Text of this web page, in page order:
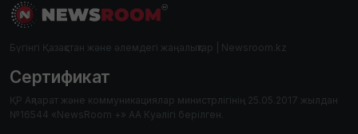
Бүгінгі Қазақстан және әлемдегі жаңалықтар | Newsroom.kz
Сертификат
ҚР Ақпарат және коммуникациялар министрлігінің 25.05.2017 жылдан
№16544 «NewsRoom +» АА Куәлігі берілген.